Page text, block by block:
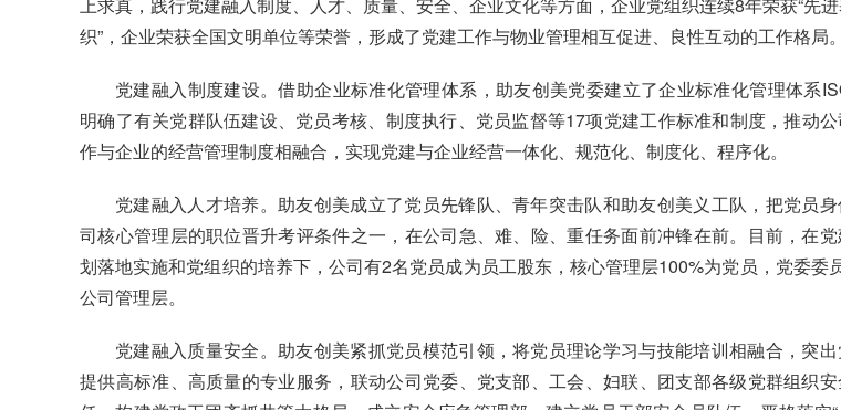
织”，企业荣获全国文明单位等荣誉，形成了党建工作与物业管理相互促进、良性互动的工作格局。
党建融入制度建设。借助企业标准化管理体系，助友创美党委建立了企业标准化管理体系
明确了有关党群队伍建设、党员考核、制度执行、党员监督等17项党建工作标准和制度，推动
作与企业的经营管理制度相融合，实现党建与企业经营一体化、规范化、制度化、程序化。
党建融入人才培养。助友创美成立了党员先锋队、青年突击队和助友创美义工队，把党员
司核心管理层的职位晋升考评条件之一，在公司急、难、险、重任务面前冲锋在前。目前，在
划落地实施和党组织的培养下，公司有2名党员成为员工股东，核心管理层100%为党员，党委委
公司管理层。
党建融入质量安全。助友创美紧抓党员模范引领，将党员理论学习与技能培训相融合，突
提供高标准、高质量的专业服务，联动公司党委、党支部、工会、妇联、团支部各级党群组织